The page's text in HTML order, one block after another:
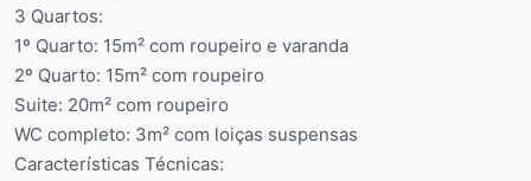
3 Quartos:
1º Quarto: 15m² com roupeiro e varanda
2º Quarto: 15m² com roupeiro
Suite: 20m² com roupeiro
WC completo: 3m² com loiças suspensas
Características Técnicas: